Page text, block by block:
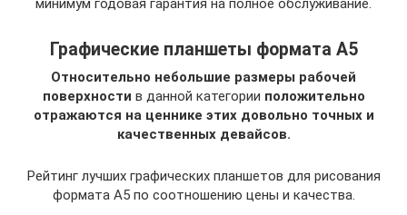
минимум годовая гарантия на полное обслуживание.
Графические планшеты формата А5
Относительно небольшие размеры рабочей
поверхности в данной категории положительно
отражаются на ценнике этих довольно точных и
качественных девайсов.
Рейтинг лучших графических планшетов для рисования
формата А5 по соотношению цены и качества.